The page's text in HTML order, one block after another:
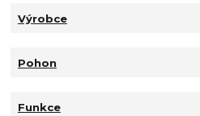
Výrobce
Pohon
Funkce